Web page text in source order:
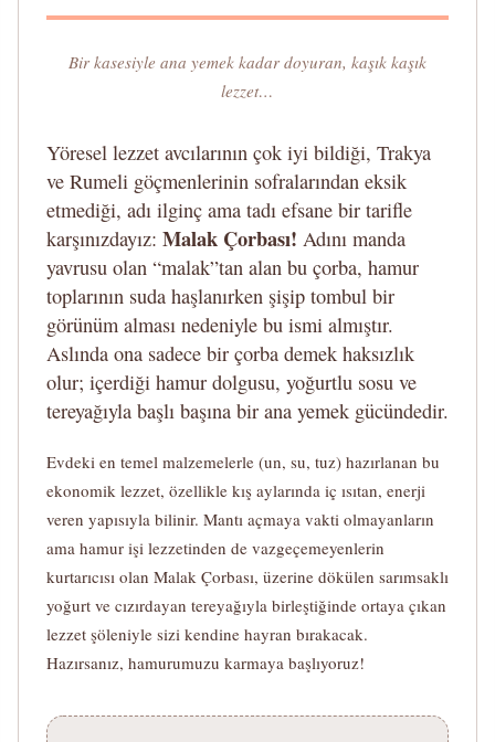
Bir kasesiyle ana yemek kadar doyuran, kaşık kaşık
lezzet…
Yöresel lezzet avcılarının çok iyi bildiği, Trakya
ve Rumeli göçmenlerinin sofralarından eksik
etmediği, adı ilginç ama tadı efsane bir tarifle
karşınızdayız: Malak Çorbası! Adını manda
yavrusu olan “malak”tan alan bu çorba, hamur
toplarının suda haşlanırken şişip tombul bir
görünüm alması nedeniyle bu ismi almıştır.
Aslında ona sadece bir çorba demek haksızlık
olur; içerdiği hamur dolgusu, yoğurtlu sosu ve
tereyağıyla başlı başına bir ana yemek gücündedir.
Evdeki en temel malzemelerle (un, su, tuz) hazırlanan bu
ekonomik lezzet, özellikle kış aylarında iç ısıtan, enerji
veren yapısıyla bilinir. Mantı açmaya vakti olmayanların
ama hamur işi lezzetinden de vazgeçemeyenlerin
kurtarıcısı olan Malak Çorbası, üzerine dökülen sarımsaklı
yoğurt ve cızırdayan tereyağıyla birleştiğinde ortaya çıkan
lezzet şöleniyle sizi kendine hayran bırakacak.
Hazırsanız, hamurumuzu karmaya başlıyoruz!